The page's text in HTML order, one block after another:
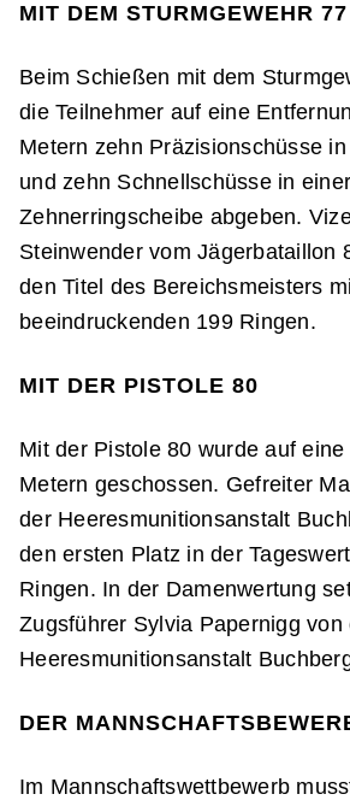
MIT DEM STURMGEWEHR 77
Beim Schießen mit dem
die Teilnehmer auf eine
Metern zehn Präzisionschüsse
und zehn Schnellschüsse in
Zehnerringscheibe abgeben.
Steinwender vom Jägerbataillon
den Titel des Bereichsmeisters
beeindruckenden 199 Ringen.
MIT DER PISTOLE 80
Mit der Pistole 80 wurde auf
Metern geschossen. Gefreiter
der Heeresmunitionsanstalt
den ersten Platz in der
Ringen. In der Damenwertung
Zugsführer Sylvia Papernigg von
Heeresmunitionsanstalt
DER
Im Mannschaftswettbewerb